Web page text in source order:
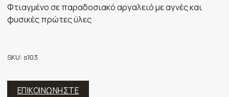
Φτιαγμένο σε παραδοσιακό αργαλειό με αγνές και
φυσικές πρώτες ύλες
SKU:s103
ΕΠΙΚΟΙΝΩΝΗΣΤΕ